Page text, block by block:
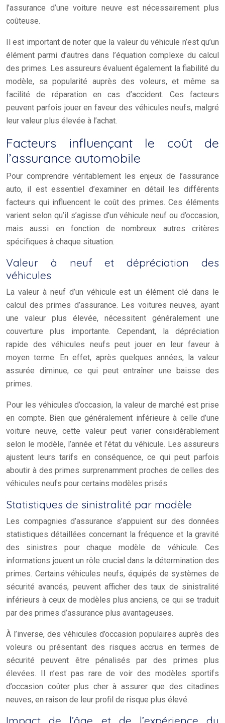
l’assurance d’une voiture neuve est nécessairement plus
coûteuse.
Il est important de noter que la valeur du véhicule n’est qu’un
élément parmi d’autres dans l’équation complexe du calcul
des primes. Les assureurs évaluent également la fiabilité du
modèle, sa popularité auprès des voleurs, et même sa
facilité de réparation en cas d’accident. Ces facteurs
peuvent parfois jouer en faveur des véhicules neufs, malgré
leur valeur plus élevée à l’achat.
Facteurs influençant le coût de
l’assurance automobile
Pour comprendre véritablement les enjeux de l’assurance
auto, il est essentiel d’examiner en détail les différents
facteurs qui influencent le coût des primes. Ces éléments
varient selon qu’il s’agisse d’un véhicule neuf ou d’occasion,
mais aussi en fonction de nombreux autres critères
spécifiques à chaque situation.
Valeur à neuf et dépréciation des
véhicules
La valeur à neuf d’un véhicule est un élément clé dans le
calcul des primes d’assurance. Les voitures neuves, ayant
une valeur plus élevée, nécessitent généralement une
couverture plus importante. Cependant, la dépréciation
rapide des véhicules neufs peut jouer en leur faveur à
moyen terme. En effet, après quelques années, la valeur
assurée diminue, ce qui peut entraîner une baisse des
primes.
Pour les véhicules d’occasion, la valeur de marché est prise
en compte. Bien que généralement inférieure à celle d’une
voiture neuve, cette valeur peut varier considérablement
selon le modèle, l’année et l’état du véhicule. Les assureurs
ajustent leurs tarifs en conséquence, ce qui peut parfois
aboutir à des primes surprenamment proches de celles des
véhicules neufs pour certains modèles prisés.
Statistiques de sinistralité par modèle
Les compagnies d’assurance s’appuient sur des données
statistiques détaillées concernant la fréquence et la gravité
des sinistres pour chaque modèle de véhicule. Ces
informations jouent un rôle crucial dans la détermination des
primes. Certains véhicules neufs, équipés de systèmes de
sécurité avancés, peuvent afficher des taux de sinistralité
inférieurs à ceux de modèles plus anciens, ce qui se traduit
par des primes d’assurance plus avantageuses.
À l’inverse, des véhicules d’occasion populaires auprès des
voleurs ou présentant des risques accrus en termes de
sécurité peuvent être pénalisés par des primes plus
élevées. Il n’est pas rare de voir des modèles sportifs
d’occasion coûter plus cher à assurer que des citadines
neuves, en raison de leur profil de risque plus élevé.